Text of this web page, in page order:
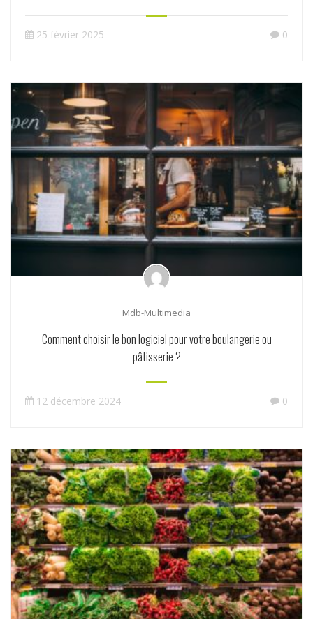
25 février 2025 0
Mdb-Multimedia
Comment choisir le bon logiciel pour votre boulangerie ou
pâtisserie ?
12 décembre 2024 0